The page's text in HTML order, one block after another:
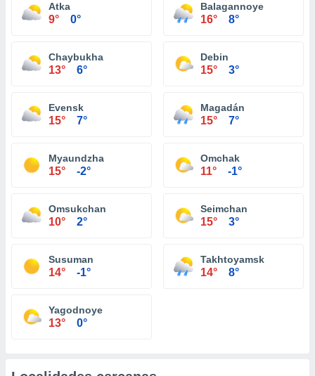
Atka
9° 0°
Balagannoye
16° 8°
Chaybukha
13° 6°
Debin
15° 3°
Evensk
15° 7°
Magadán
15° 7°
Myaundzha
15° -2°
Omchak
11° -1°
Omsukchan
10° 2°
Seimchan
15° 3°
Susuman
14° -1°
Takhtoyamsk
14° 8°
Yagodnoye
13° 0°